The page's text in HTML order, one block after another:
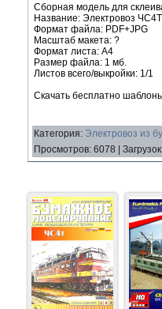
Сборная модель для
Название: Электровоз
Формат файла: PDF+JPG
Масштаб макета: ?
Формат листа: А4
Размер файла: 1 мб.
Листов всего/выкройки: 1/1
Скачать бесплатно
Категория: Электровоз из
Просмотров: 6078 Загрузок